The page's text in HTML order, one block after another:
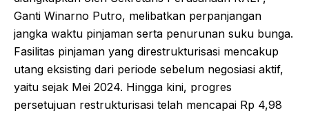
Ganti Winarno Putro, melibatkan perpanjangan
jangka waktu pinjaman serta penurunan suku bunga.
Fasilitas pinjaman yang direstrukturisasi mencakup
utang eksisting dari periode sebelum negosiasi aktif,
yaitu sejak Mei 2024. Hingga kini, progres
persetujuan restrukturisasi telah mencapai Rp 4,98